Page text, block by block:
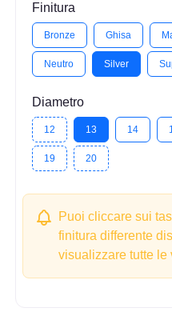
Finitura
Bronze Ghisa
Neutro Silver
Diametro
12 13 14
19 20
Puoi cliccare sui
finitura differente
visualizzare tutte